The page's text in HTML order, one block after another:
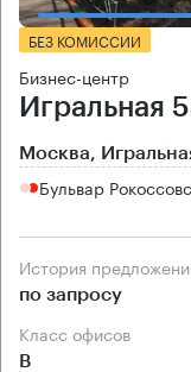
БЕЗ КОМИССИИ
Бизнес-центр
Игральная
Москва,
Бульвар
История
по запросу
Класс офисов
B